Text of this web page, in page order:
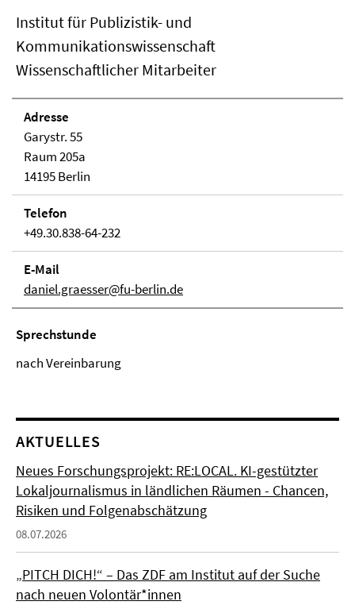
Institut für Publizistik- und
Kommunikationswissenschaft
Wissenschaftlicher Mitarbeiter
Adresse
Garystr. 55
Raum 205a
14195 Berlin
Telefon
+49.30.838-64-232
E-Mail
daniel.graesser@fu-berlin.de
Sprechstunde
nach Vereinbarung
AKTUELLES
Neues Forschungsprojekt: RE:LOCAL. KI-gestützter
Lokaljournalismus in ländlichen Räumen - Chancen,
Risiken und Folgenabschätzung
08.07.2026
„PITCH DICH!“ – Das ZDF am Institut auf der Suche
nach neuen Volontär*innen